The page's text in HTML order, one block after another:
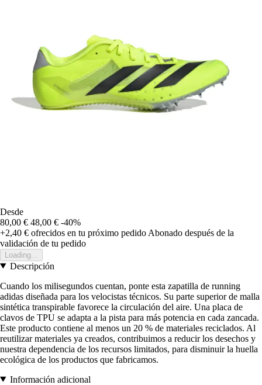
Desde
80,00 € 48,00 € -40%
+2,40 € ofrecidos en tu próximo pedido Abonado después de la
validación de tu pedido
Loading...
Descripción
Cuando los milisegundos cuentan, ponte esta zapatilla de running
adidas diseñada para los velocistas técnicos. Su parte superior de malla
sintética transpirable favorece la circulación del aire. Una placa de
clavos de TPU se adapta a la pista para más potencia en cada zancada.
Este producto contiene al menos un 20 % de materiales reciclados. Al
reutilizar materiales ya creados, contribuimos a reducir los desechos y
nuestra dependencia de los recursos limitados, para disminuir la huella
ecológica de los productos que fabricamos.
Información adicional